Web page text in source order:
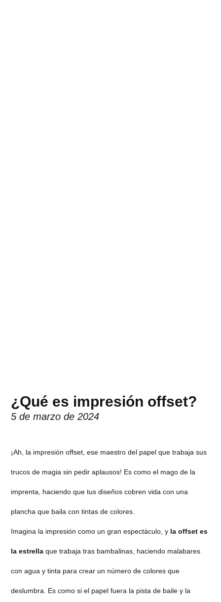
¿Qué es impresión offset?
5 de marzo de 2024
¡Ah, la impresión offset, ese maestro del papel que trabaja sus
trucos de magia sin pedir aplausos! Es como el mago de la
imprenta, haciendo que tus diseños cobren vida con una
plancha que baila con tintas de colores.
Imagina la impresión como un gran espectáculo, y la offset es
la estrellaque trabaja tras bambalinas, haciendo malabares
con agua y tinta para crear un número de colores que
deslumbra. Es como si el papel fuera la pista de baile y la